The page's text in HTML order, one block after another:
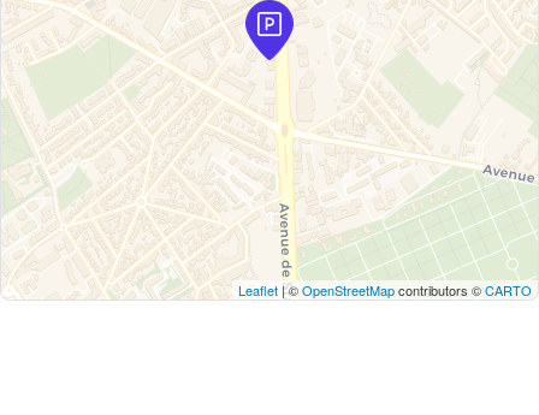
Leaflet | ©OpenStreetMapcontributors ©CARTO